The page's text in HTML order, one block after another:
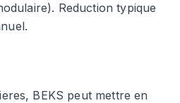
Reduction typique
BEKS peut mettre en